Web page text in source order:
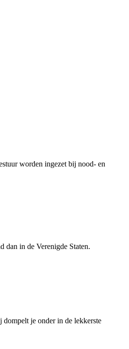
worden ingezet bij nood- en
dan in de Verenigde Staten.
je onder in de lekkerste